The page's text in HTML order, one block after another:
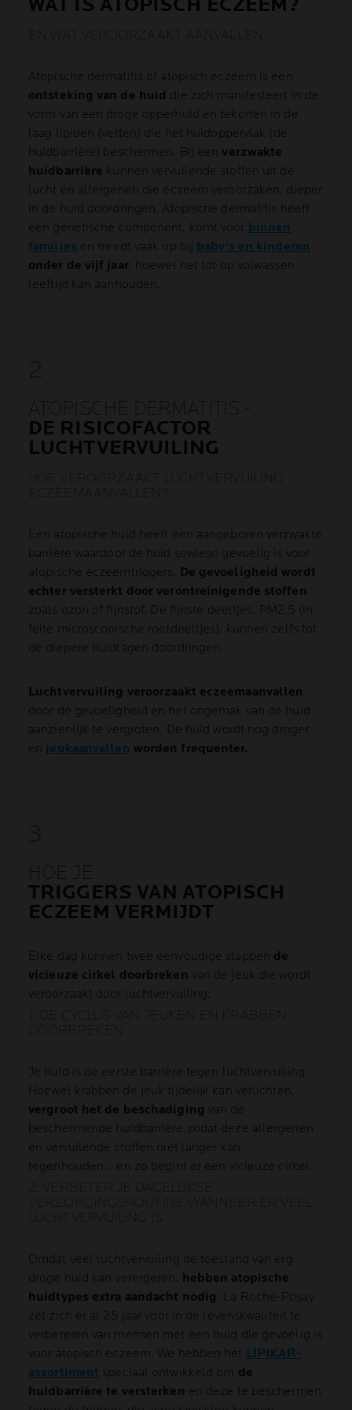
WAT IS ATOPISCH ECZEEM?
Atopische dermatitis of atopisch eczeem is een
ontsteking van de huid die zich manifesteert in de
vorm van een droge opperhuid en tekorten in de
laag lipiden (vetten) die het huidoppervlak (de
huidbarrière) beschermen. Bij een verzwakte
huidbarrière kunnen vervuilende stoffen uit de
lucht en allergenen die eczeem veroorzaken, dieper
in de huid doordringen. Atopische dermatitis heeft
een genetische component, komt voor binnen
families en treedt vaak op bij baby's en kinderen
onder de vijf jaar, hoewel het tot op volwassen
leeftijd kan aanhouden.
ATOPISCHE DERMATITIS -
DE RISICOFACTOR
LUCHTVERVUILING
Een atopische huid heeft een aangeboren verzwakte
barrière waardoor de huid sowieso gevoelig is voor
atopische eczeemtriggers.
De gevoeligheid wordt
echter versterkt door verontreinigende stoffen
zoals ozon of fijnstof. De fijnste deeltjes, PM2.5 (in
feite microscopische roetdeeltjes), kunnen zelfs tot
de diepere huidlagen doordringen.
Luchtvervuiling veroorzaakt eczeemaanvallen
door de gevoeligheid en het ongemak van de huid
aanzienlijk te vergroten. De huid wordt nog droger
en jeukaanvallen worden frequenter.
HOE JE
TRIGGERS VAN ATOPISCH
ECZEEM VERMIJDT
Elke dag kunnen twee eenvoudige stappen de
vicieuze cirkel doorbreken van de jeuk die wordt
veroorzaakt door luchtvervuiling:
Je huid is de eerste barrière tegen luchtvervuiling.
Hoewel krabben de jeuk tijdelijk kan verlichten,
vergroot het de beschadiging van de
beschermende huidbarrière zodat deze allergenen
en vervuilende stoffen niet langer kan
tegenhouden... en zo begint er een vicieuze cirkel.
Omdat veel luchtvervuiling de toestand van erg
droge huid kan verergeren, hebben atopische
huidtypes extra aandacht nodig
. La Roche-Posay
zet zich er al 25 jaar voor in de levenskwaliteit te
verbeteren van mensen met een huid die gevoelig is
voor atopisch eczeem. We hebben het LIPIKAR-
assortiment speciaal ontwikkeld om de
huidbarrière te versterken en deze te beschermen